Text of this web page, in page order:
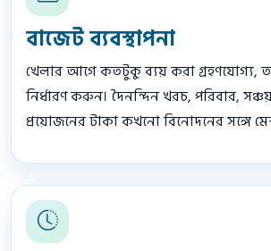
বাজেট ব্যবস্থাপনা
খেলার আগে কতটুকু ব্যয় করা গ্রহণযোগ্য,
নির্ধারণ করুন। দৈনন্দিন খরচ, পরিবার,
প্রয়োজনের টাকা কখনো বিনোদনের সঙ্গে